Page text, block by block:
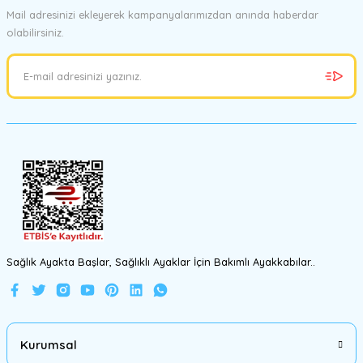
Ürün resmi kalitesiz, bozuk veya görüntülenemiyor.
Ürün bilgilerinde hatalar bulunuyor.
Mail adresinizi ekleyerek kampanyalarımızdan anında haberdar
olabilirsiniz.
Sağlık Ayakta Başlar, Sağlıklı Ayaklar İçin Bakımlı Ayakkabılar..
Kurumsal